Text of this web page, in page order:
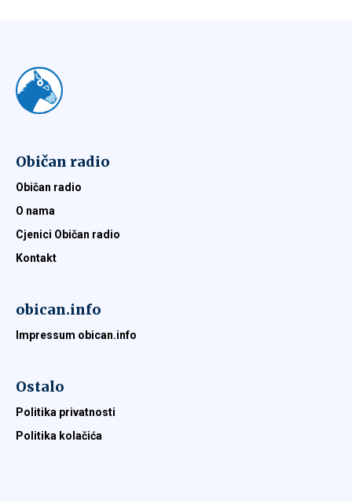
Običan radio
Običan radio
O nama
Cjenici Običan radio
Kontakt
obican.info
Impressum obican.info
Ostalo
Politika privatnosti
Politika kolačića